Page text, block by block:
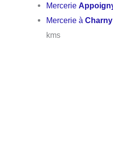
Mercerie
Mercerie à
kms